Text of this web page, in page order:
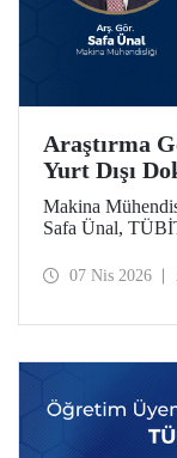
Araştırma
Yurt Dışı
Makina
Safa Ünal,
07 Nis 2026